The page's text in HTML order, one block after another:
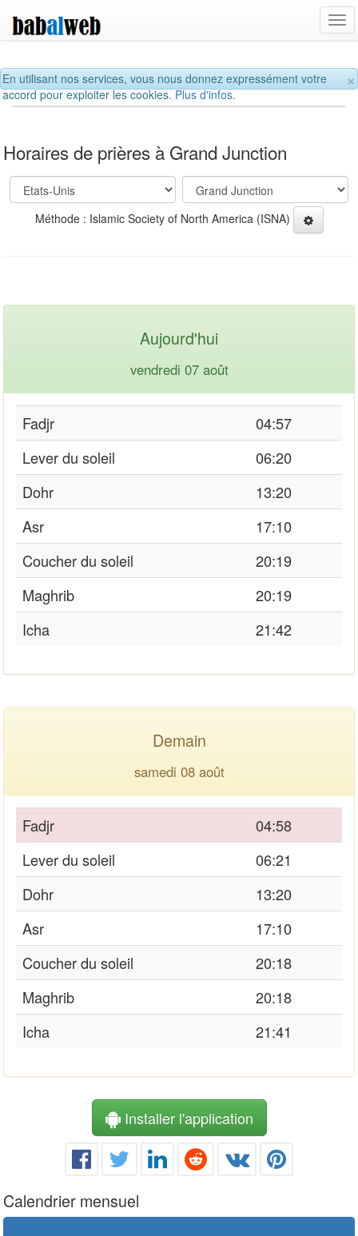
×
En utilisant nos services, vous nous donnez expressément votre
accord pour exploiter les cookies.Plus d'infos.
Horaires de prières à Grand Junction
Méthode : Islamic Society of North America (ISNA)
Aujourd'hui
vendredi 07 août
Fadjr
04:57
Lever du soleil
06:20
Dohr
13:20
Asr
17:10
Coucher du soleil
20:19
Maghrib
20:19
Icha
21:42
Demain
samedi 08 août
Fadjr
04:58
Lever du soleil
06:21
Dohr
13:20
Asr
17:10
Coucher du soleil
20:18
Maghrib
20:18
Icha
21:41
Installer l'application
Calendrier mensuel